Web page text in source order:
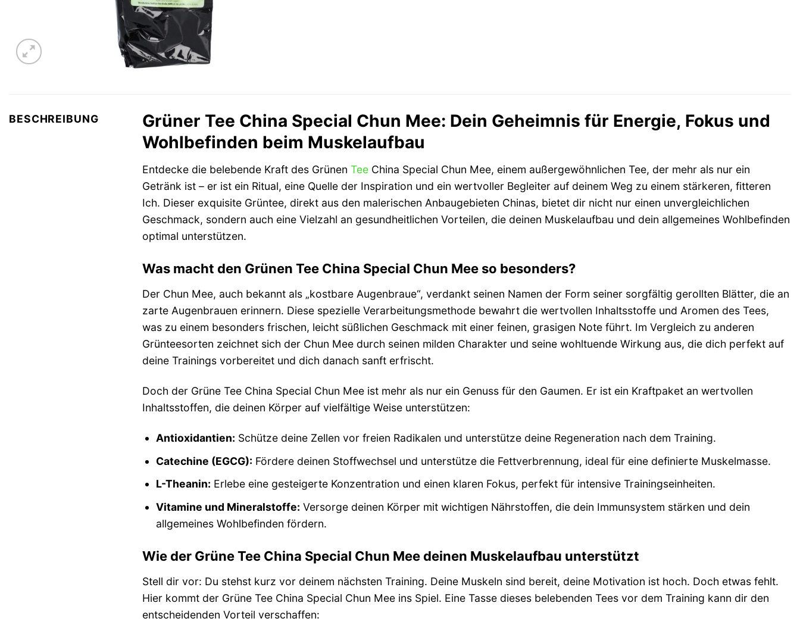
BESCHREIBUNG
Grüner Tee China Special Chun Mee: Dein Geheimnis für Energie, Fokus und
Wohlbefinden beim Muskelaufbau
Entdecke die belebende Kraft des Grünen Tee China Special Chun Mee, einem außergewöhnlichen Tee, der mehr als nur ein
Getränk ist – er ist ein Ritual, eine Quelle der Inspiration und ein wertvoller Begleiter auf deinem Weg zu einem stärkeren, fitteren
Ich. Dieser exquisite Grüntee, direkt aus den malerischen Anbaugebieten Chinas, bietet dir nicht nur einen unvergleichlichen
Geschmack, sondern auch eine Vielzahl an gesundheitlichen Vorteilen, die deinen Muskelaufbau und dein allgemeines Wohlbefinden
optimal unterstützen.
Was macht den Grünen Tee China Special Chun Mee so besonders?
Der Chun Mee, auch bekannt als „kostbare Augenbraue“, verdankt seinen Namen der Form seiner sorgfältig gerollten Blätter, die an
zarte Augenbrauen erinnern. Diese spezielle Verarbeitungsmethode bewahrt die wertvollen Inhaltsstoffe und Aromen des Tees,
was zu einem besonders frischen, leicht süßlichen Geschmack mit einer feinen, grasigen Note führt. Im Vergleich zu anderen
Grünteesorten zeichnet sich der Chun Mee durch seinen milden Charakter und seine wohltuende Wirkung aus, die dich perfekt auf
deine Trainings vorbereitet und dich danach sanft erfrischt.
Doch der Grüne Tee China Special Chun Mee ist mehr als nur ein Genuss für den Gaumen. Er ist ein Kraftpaket an wertvollen
Inhaltsstoffen, die deinen Körper auf vielfältige Weise unterstützen:
Antioxidantien: Schütze deine Zellen vor freien Radikalen und unterstütze deine Regeneration nach dem Training.
Catechine (EGCG): Fördere deinen Stoffwechsel und unterstütze die Fettverbrennung, ideal für eine definierte Muskelmasse.
L-Theanin: Erlebe eine gesteigerte Konzentration und einen klaren Fokus, perfekt für intensive Trainingseinheiten.
Vitamine und Mineralstoffe: Versorge deinen Körper mit wichtigen Nährstoffen, die dein Immunsystem stärken und dein
allgemeines Wohlbefinden fördern.
Wie der Grüne Tee China Special Chun Mee deinen Muskelaufbau unterstützt
Stell dir vor: Du stehst kurz vor deinem nächsten Training. Deine Muskeln sind bereit, deine Motivation ist hoch. Doch etwas fehlt.
Hier kommt der Grüne Tee China Special Chun Mee ins Spiel. Eine Tasse dieses belebenden Tees vor dem Training kann dir den
entscheidenden Vorteil verschaffen: